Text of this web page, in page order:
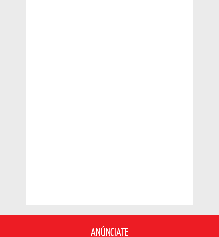
ANÚNCIATE